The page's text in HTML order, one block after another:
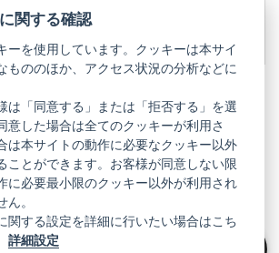
株式会社の公式サイト
PENTAX
（新
PENTAX
の
公
し
い
PENTAX
の
公
し
PENTAX
の
公
し
PENTAX
の
公
し
GR
関する確認
ーを使用しています。クッキーは本サイ
もののほか、アクセス状況の分析などに
は「同意する」または「拒否する」を選
意した場合は全てのクッキーが利用さ
は本サイトの動作に必要なクッキー以外
ことができます。お客様が同意しない限
に必要最小限のクッキー以外が利用され
。
関する設定を詳細に行いたい場合はこち
詳細設定